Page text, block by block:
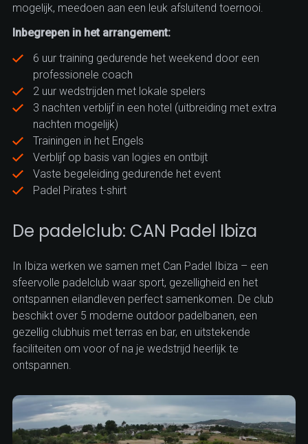
mogelijk, meedoen aan een leuk afsluitend toernooi.
Inbegrepen in het arrangement:
6 uur training gedurende het weekend door een
professionele coach
2 uur wedstrijden met lokale spelers
3 nachten verblijf in een hotel (uitbreiding met extra
nachten mogelijk)
Trainingen in het Engels
Verblijf op basis van logies en ontbijt
Vaste begeleiding gedurende het event
Padel Pirates t-shirt
De padelclub: CAN Padel Ibiza
In Ibiza werken we samen met Can Padel Ibiza – een
sfeervolle padelclub waar sport, gezelligheid en het
ontspannen eilandleven perfect samenkomen. De club
beschikt over 5 moderne outdoor padelbanen, een
gezellig clubhuis met terras en bar, en uitstekende
faciliteiten om voor of na je wedstrijd heerlijk te
ontspannen.